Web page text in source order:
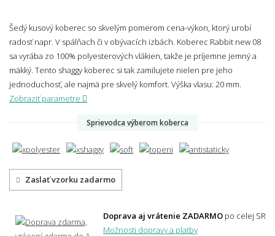
Šedý kusový koberec so skvelým pomerom cena-výkon, ktorý urobí
radosť napr. V spálňach či v obývacích izbách. Koberec Rabbit new 08
sa vyrába zo 100% polyesterových vlákien, takže je príjemne jemný a
mäkký. Tento shaggy koberec si tak zamilujete nielen pre jeho
jednoduchosť, ale najmä pre skvelý komfort. Výška vlasu: 20 mm.
Zobraziť parametre
Sprievodca výberom koberca
Zaslať vzorku zadarmo
Doprava aj vrátenie ZADARMO po celej SR
Možnosti dopravy a platby